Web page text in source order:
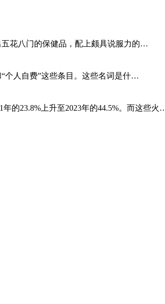
五花八门的保健品，配上颇具说服力的…
个人自费”这些条目。这些名词是什…
的23.8%上升至2023年的44.5%。而这些火